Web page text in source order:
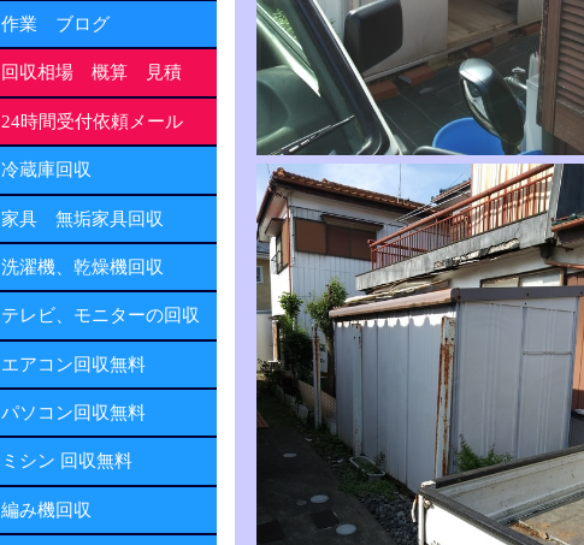
作業 ブログ
回収相場 概算 見積
24時間受付依頼メール
冷蔵庫回収
家具 無垢家具回収
洗濯機、乾燥機回収
テレビ、モニターの回収
エアコン回収無料
パソコン回収無料
ミシン 回収無料
編み機回収